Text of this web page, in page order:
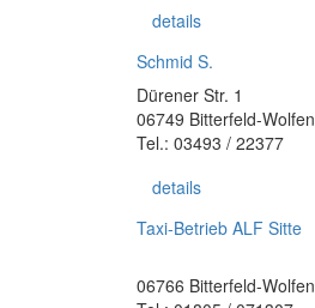
details
Schmid S.
Dürener Str. 1
06749 Bitterfeld-Wolfen
Tel.: 03493 / 22377
details
Taxi-Betrieb ALF Sitte
06766 Bitterfeld-Wolfen